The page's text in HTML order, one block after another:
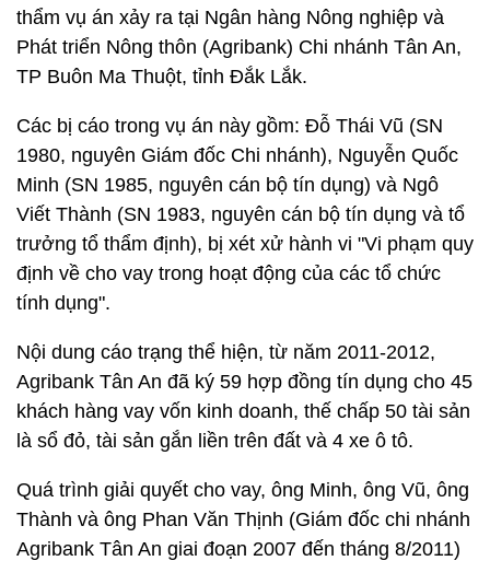
thẩm vụ án xảy ra tại Ngân hàng Nông nghiệp và
Phát triển Nông thôn (Agribank) Chi nhánh Tân An,
TP Buôn Ma Thuột, tỉnh Đắk Lắk.
Các bị cáo trong vụ án này gồm: Đỗ Thái Vũ (SN
1980, nguyên Giám đốc Chi nhánh), Nguyễn Quốc
Minh (SN 1985, nguyên cán bộ tín dụng) và Ngô
Viết Thành (SN 1983, nguyên cán bộ tín dụng và tổ
trưởng tổ thẩm định), bị xét xử hành vi "Vi phạm quy
định về cho vay trong hoạt động của các tổ chức
tính dụng".
Nội dung cáo trạng thể hiện, từ năm 2011-2012,
Agribank Tân An đã ký 59 hợp đồng tín dụng cho 45
khách hàng vay vốn kinh doanh, thế chấp 50 tài sản
là sổ đỏ, tài sản gắn liền trên đất và 4 xe ô tô.
Quá trình giải quyết cho vay, ông Minh, ông Vũ, ông
Thành và ông Phan Văn Thịnh (Giám đốc chi nhánh
Agribank Tân An giai đoạn 2007 đến tháng 8/2011)